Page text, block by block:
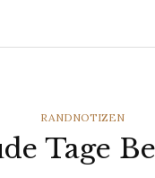
CATEGORIES
RANDNOTIZEN
Tage